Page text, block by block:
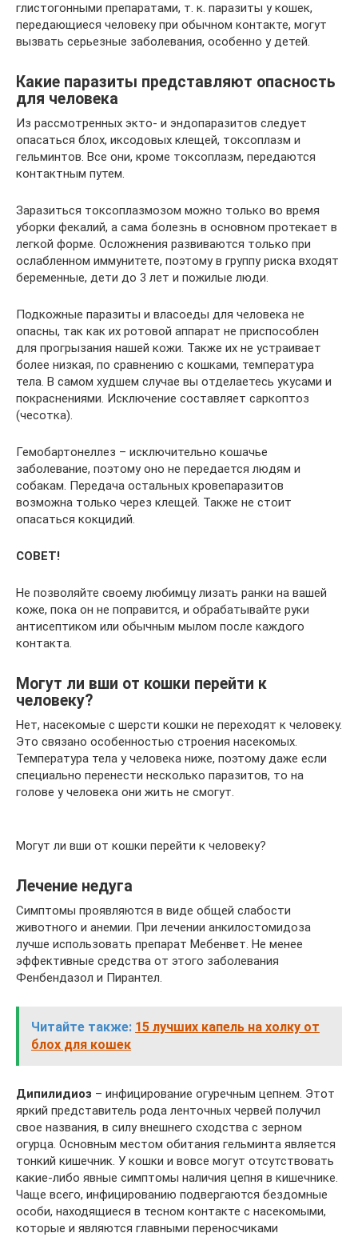
глистогонными препаратами, т. к. паразиты у кошек,
передающиеся человеку при обычном контакте, могут
вызвать серьезные заболевания, особенно у детей.
Какие паразиты представляют опасность
для человека
Из рассмотренных экто- и эндопаразитов следует
опасаться блох, иксодовых клещей, токсоплазм и
гельминтов. Все они, кроме токсоплазм, передаются
контактным путем.
Заразиться токсоплазмозом можно только во время
уборки фекалий, а сама болезнь в основном протекает в
легкой форме. Осложнения развиваются только при
ослабленном иммунитете, поэтому в группу риска входят
беременные, дети до 3 лет и пожилые люди.
Подкожные паразиты и власоеды для человека не
опасны, так как их ротовой аппарат не приспособлен
для прогрызания нашей кожи. Также их не устраивает
более низкая, по сравнению с кошками, температура
тела. В самом худшем случае вы отделаетесь укусами и
покраснениями. Исключение составляет саркоптоз
(чесотка).
Гемобартонеллез – исключительно кошачье
заболевание, поэтому оно не передается людям и
собакам. Передача остальных кровепаразитов
возможна только через клещей. Также не стоит
опасаться кокцидий.
СОВЕТ!
Не позволяйте своему любимцу лизать ранки на вашей
коже, пока он не поправится, и обрабатывайте руки
антисептиком или обычным мылом после каждого
контакта.
Могут ли вши от кошки перейти к
человеку?
Нет, насекомые с шерсти кошки не переходят к человеку.
Это связано особенностью строения насекомых.
Температура тела у человека ниже, поэтому даже если
специально перенести несколько паразитов, то на
голове у человека они жить не смогут.
Могут ли вши от кошки перейти к человеку?
Лечение недуга
Симптомы проявляются в виде общей слабости
животного и анемии. При лечении анкилостомидоза
лучше использовать препарат Мебенвет. Не менее
эффективные средства от этого заболевания
Фенбендазол и Пирантел.
Читайте также: 15 лучших капель на холку от
блох для кошек
Дипилидиоз – инфицирование огуречным цепнем. Этот
яркий представитель рода ленточных червей получил
свое названия, в силу внешнего сходства с зерном
огурца. Основным местом обитания гельминта является
тонкий кишечник. У кошки и вовсе могут отсутствовать
какие-либо явные симптомы наличия цепня в кишечнике.
Чаще всего, инфицированию подвергаются бездомные
особи, находящиеся в тесном контакте с насекомыми,
которые и являются главными переносчиками